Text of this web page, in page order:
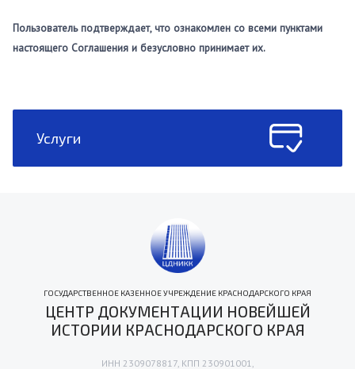
Пользователь подтверждает, что ознакомлен со всеми пунктами
настоящего Соглашения и безусловно принимает их.
Услуги
ГОСУДАРСТВЕННОЕ КАЗЕННОЕ УЧРЕЖДЕНИЕ КРАСНОДАРСКОГО КРАЯ
ЦЕНТР ДОКУМЕНТАЦИИ НОВЕЙШЕЙ
ИСТОРИИ КРАСНОДАРСКОГО КРАЯ
ИНН 2309078817, КПП 230901001,